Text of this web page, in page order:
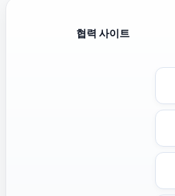
협력 사이트